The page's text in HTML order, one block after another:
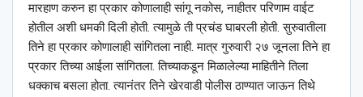
मारहाण करुन हा प्रकार कोणालाही सांगू नकोस, नाहीतर परिणाम वाईट
होतील अशी धमकी दिली होती. त्यामुळे ती प्रचंड घाबरली होती. सुरुवातीला
तिने हा प्रकार कोणालाही सांगितला नाही. मात्र गुरुवारी २७ जूनला तिने हा
प्रकार तिच्या आईला सांगितला. तिच्याकडून मिळालेल्या माहितीने तिला
धक्काच बसला होता. त्यानंतर तिने खेरवाडी पोलीस ठाण्यात जाऊन तिथे